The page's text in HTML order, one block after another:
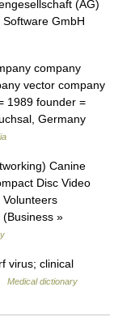
(AG)
GmbH
company
vector company
1989 founder =
Germany
Canine
Disc Video
»
virus; clinical
Medical dictionary